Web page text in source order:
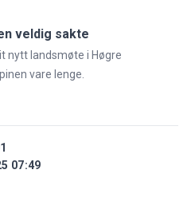
veldig sakte
nytt landsmøte i Høgre
vare lenge.
07:49